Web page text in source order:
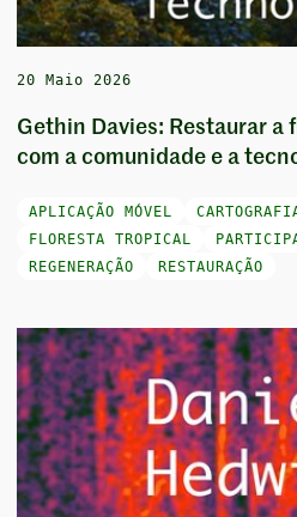
20 Maio 2026
Gethin Davies: Restaurar
com a comunidade e a
APLICAÇÃO MÓVEL
FLORESTA TROPICAL
REGENERAÇÃO
RESTAURAÇÃO